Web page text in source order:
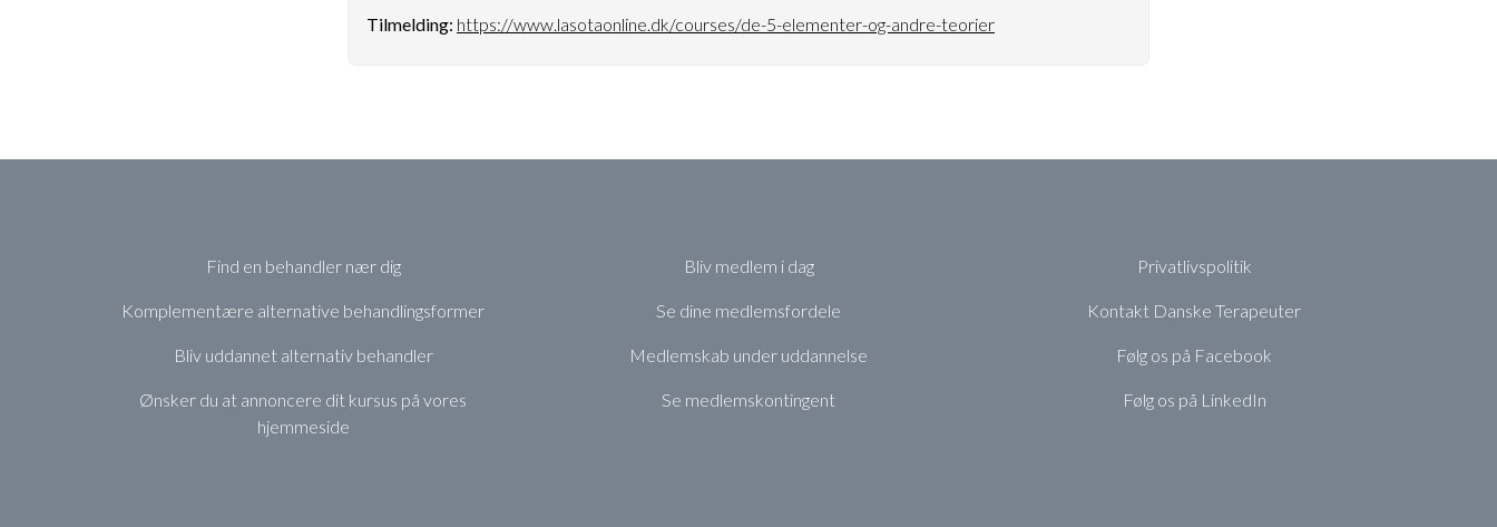
Tilmelding: https://www.lasotaonline.dk/courses/de-5-elementer-og-andre-teorier
Find en behandler nær dig
Komplementære alternative behandlingsformer
Bliv uddannet alternativ behandler
Ønsker du at annoncere dit kursus på vores
hjemmeside
Bliv medlem i dag
Se dine medlemsfordele
Medlemskab under uddannelse
Se medlemskontingent
Privatlivspolitik
Kontakt Danske Terapeuter
Følg os på Facebook
Følg os på LinkedIn